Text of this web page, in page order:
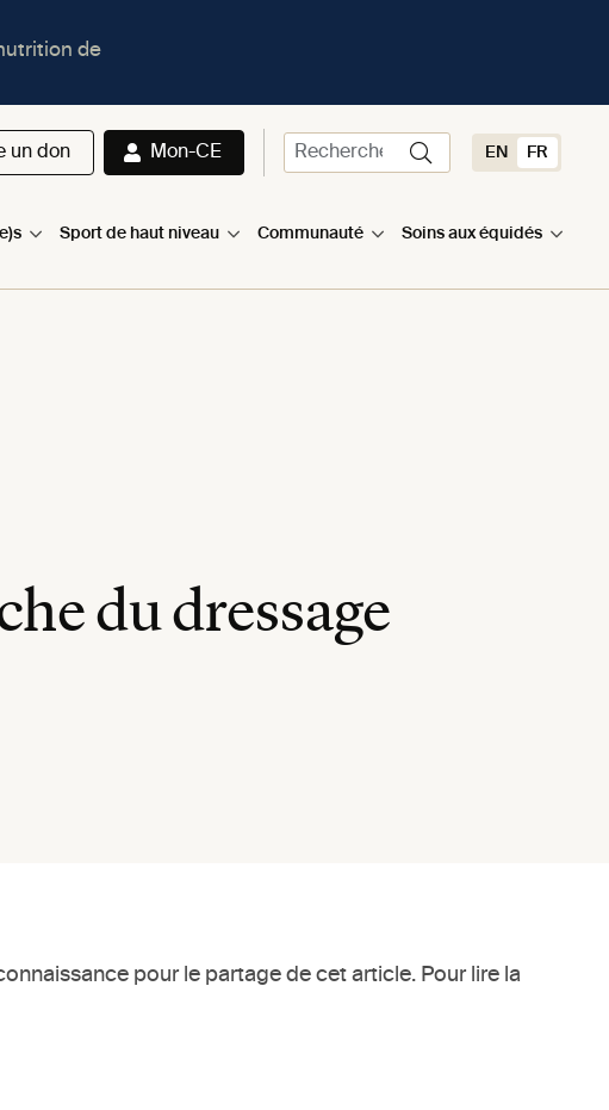
de
un don Mon-CE EN FR
Sport de haut niveau Communauté Soins aux équidés
du dressage
pour le partage de cet article. Pour lire la